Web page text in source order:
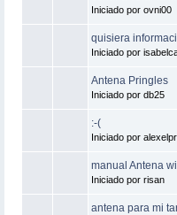
Iniciado por ovni00
quisiera
Iniciado por
Antena Pringles
Iniciado por db25
:-(
Iniciado por
manual Antena
Iniciado por risan
antena para mi